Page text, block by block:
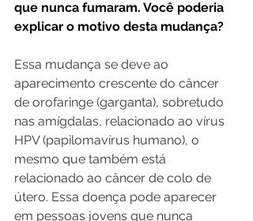
que nunca fumaram. Você poderia
explicar o motivo desta mudança?
Essa mudança se deve ao
aparecimento crescente do câncer
de orofaringe (garganta), sobretudo
nas amígdalas, relacionado ao vírus
HPV (papilomavírus humano), o
mesmo que também está
relacionado ao câncer de colo de
útero. Essa doença pode aparecer
em pessoas jovens que nunca